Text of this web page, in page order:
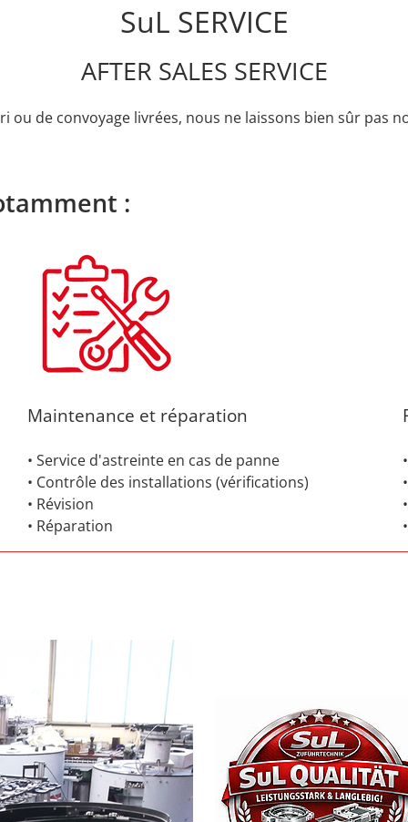
SuL SERVICE
AFTER SALES SERVICE
ou de convoyage livrées, nous ne laissons bien sûr pas
:
Maintenance et réparation
• Service d'astreinte en cas de panne
• Contrôle des installations (vérifications)
• Révision
• Réparation